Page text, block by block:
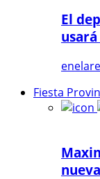
El
Fiesta